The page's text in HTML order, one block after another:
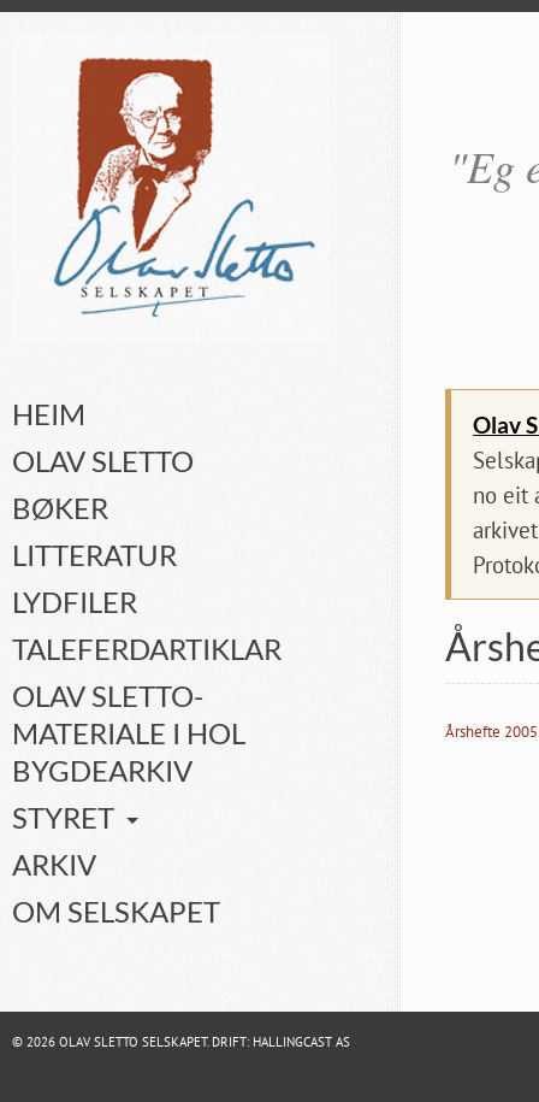
"Eg
Olav
no eit
Årshefte 2005
HEIM
OLAV SLETTO
BØKER
LITTERATUR
LYDFILER
TALEFERDARTIKLAR
OLAV SLETTO-
MATERIALE I HOL
BYGDEARKIV
STYRET
ARKIV
OM SELSKAPET
© 2026 OLAV SLETTO SELSKAPET. DRIFT: HALLINGCAST AS